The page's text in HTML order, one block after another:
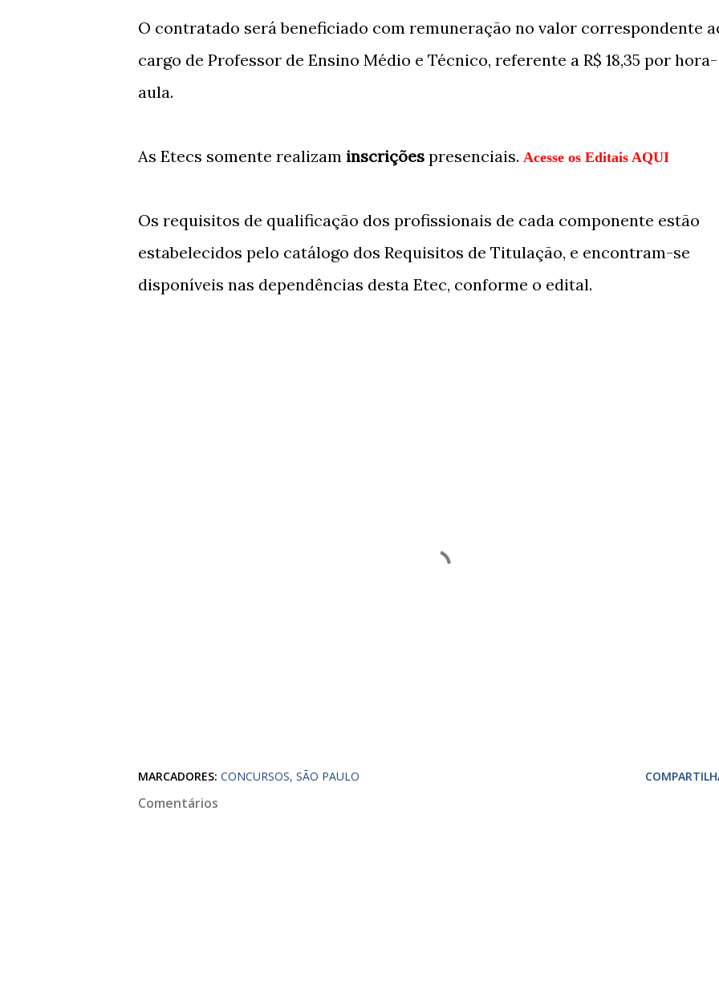
O contratado será beneficiado com remuneração no valor correspondente
cargo de Professor de Ensino Médio e Técnico, referente a R$ 18,35 por hora-
aula.
As Etecs somente realizam inscrições presenciais. Acesse os Editais AQUI
Os requisitos de qualificação dos profissionais de cada componente estão
estabelecidos pelo catálogo dos Requisitos de Titulação, e encontram-se
disponíveis nas dependências desta Etec, conforme o edital.
MARCADORES: CONCURSOS SÃO PAULO
Comentários